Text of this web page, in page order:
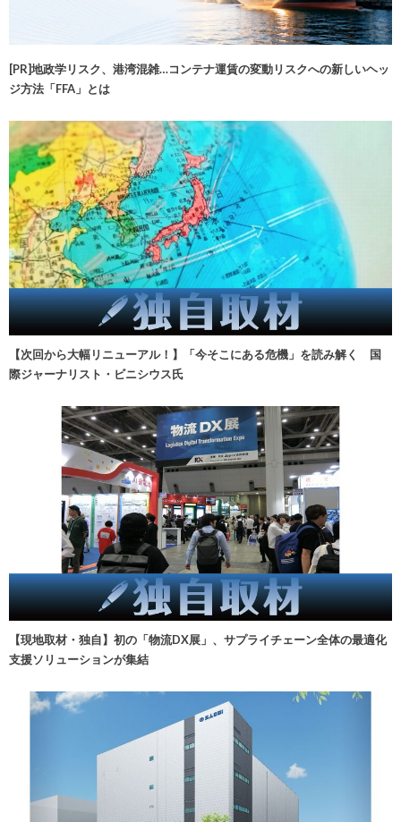
[PR]地政学リスク、港湾混雑…コンテナ運賃の変動リスクへの新しいヘッ
ジ方法「FFA」とは
【次回から大幅リニューアル！】「今そこにある危機」を読み解く 国
際ジャーナリスト・ビニシウス氏
【現地取材・独自】初の「物流DX展」、サプライチェーン全体の最適化
支援ソリューションが集結